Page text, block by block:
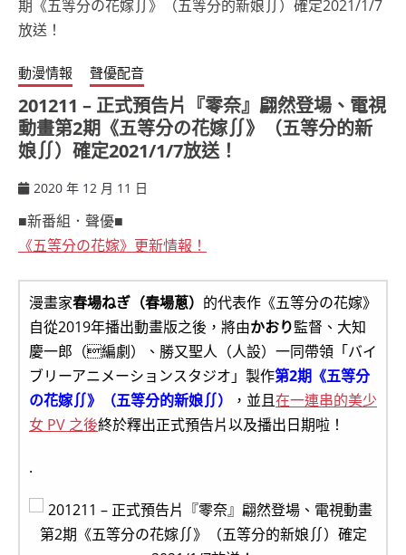
動漫情報 聲優配音
201211 – 正式預告片『零奈』翩然登場、電視
動畫第2期《五等分の花嫁∬》（五等分的新
娘∬）確定2021/1/7放送！
2020 年 12 月 11 日
■新番組．聲優■
《五等分の花嫁》更新情報！
漫畫家春場ねぎ（春場蔥） 的代表作《五等分の花嫁》
自從2019年播出動畫版之後，將由かおり監督、大知
慶一郎（編劇）、勝又聖人（人設）一同帶領「バイ
ブリーアニメーションスタジオ」製作第2期《五等分
の花嫁∬》（五等分的新娘∬）
，並且在一連串的美少
女 PV 之後終於釋出正式預告片以及播出日期啦！
.